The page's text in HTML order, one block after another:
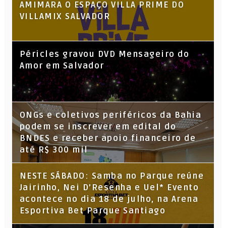
AMIMARA O ESPAÇO VILLA PRIME DO
VILLAMIX SALVADOR
Péricles gravou DVD Mensageiro do
Amor em Salvador
ONGs e coletivos periféricos da Bahia
podem se inscrever em edital do
BNDES e receber apoio financeiro de
até R$ 300 mil
NESTE SÁBADO: Samba no Parque reúne
Jairinho, Nei D’Resenha e Uel* Evento
acontece no dia 18 de julho, na Arena
Esportiva Bet Parque Santiago